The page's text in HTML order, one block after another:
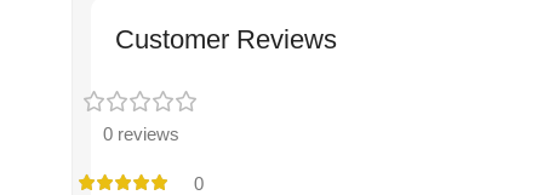
Customer Reviews
0 reviews
0